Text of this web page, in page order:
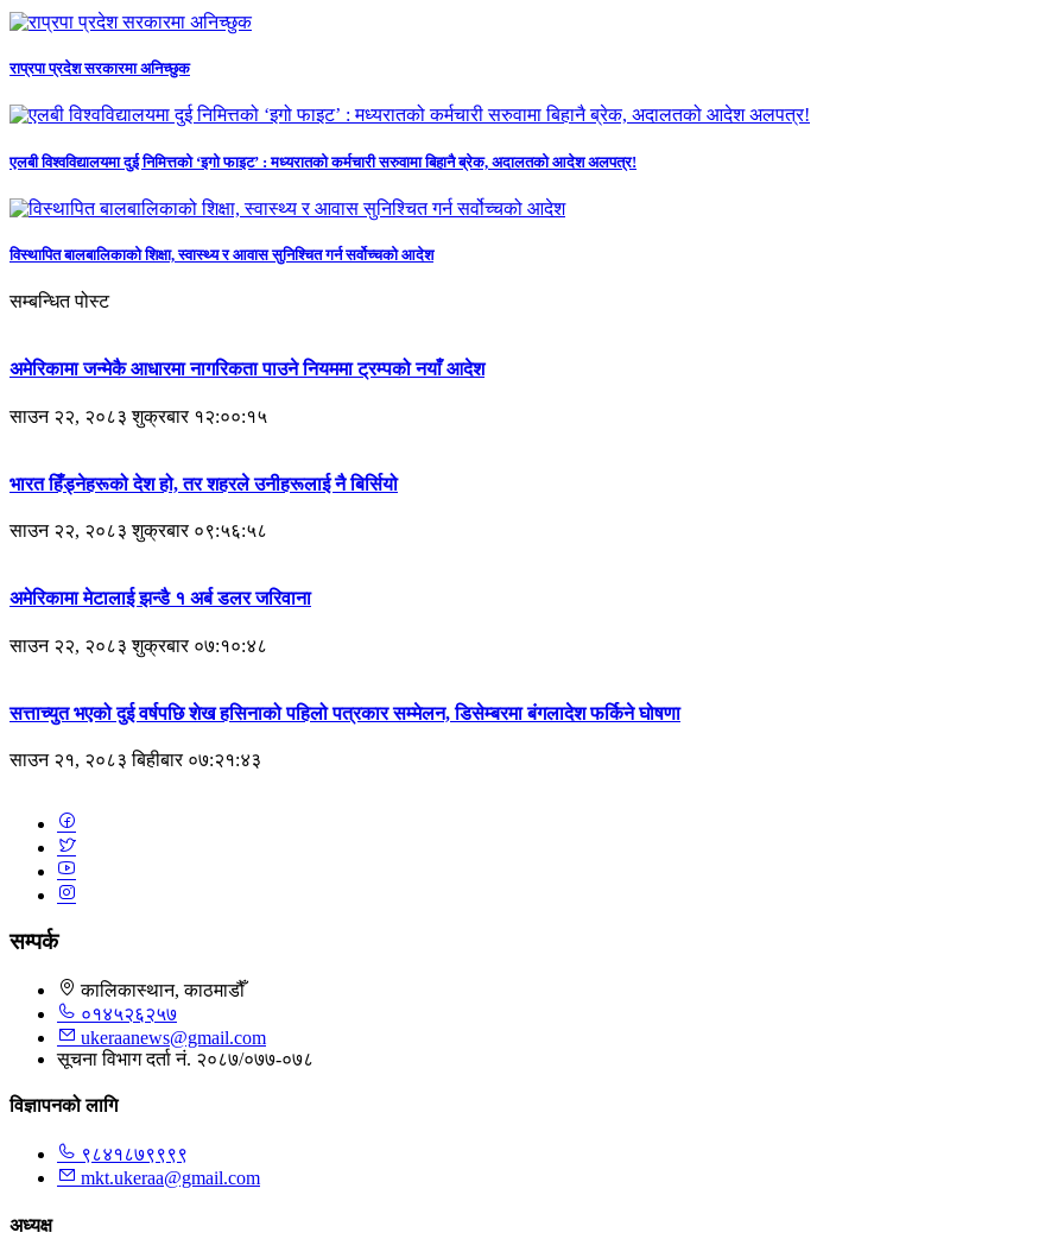
राप्रपा प्रदेश सरकारमा अनिच्छुक
एलबी विश्वविद्यालयमा दुई निमित्तको ‘इगो फाइट’ : मध्यरातको कर्मचारी सरुवामा बिहानै ब्रेक, अदालतको आदेश अलपत्र!
विस्थापित बालबालिकाको शिक्षा, स्वास्थ्य र आवास सुनिश्चित गर्न सर्वोच्चको आदेश
सम्बन्धित पोस्ट
अमेरिकामा जन्मेकै आधारमा नागरिकता पाउने नियममा ट्रम्पको नयाँ आदेश
साउन २२, २०८३ शुक्रबार १२:००:१५
भारत हिँड्नेहरूको देश हो, तर शहरले उनीहरूलाई नै बिर्सियो
साउन २२, २०८३ शुक्रबार ०९:५६:५८
अमेरिकामा मेटालाई झन्डै १ अर्ब डलर जरिवाना
साउन २२, २०८३ शुक्रबार ०७:१०:४८
सत्ताच्युत भएको दुई वर्षपछि शेख हसिनाको पहिलो पत्रकार सम्मेलन, डिसेम्बरमा बंगलादेश फर्किने घोषणा
साउन २१, २०८३ बिहीबार ०७:२१:४३
सम्पर्क
कालिकास्थान, काठमाडौँ
०१४५२६२५७
ukeraanews@gmail.com
सूचना विभाग दर्ता नं. २०८७/०७७-०७८
विज्ञापनको लागि
९८४१८७९९९९
mkt.ukeraa@gmail.com
अध्यक्ष